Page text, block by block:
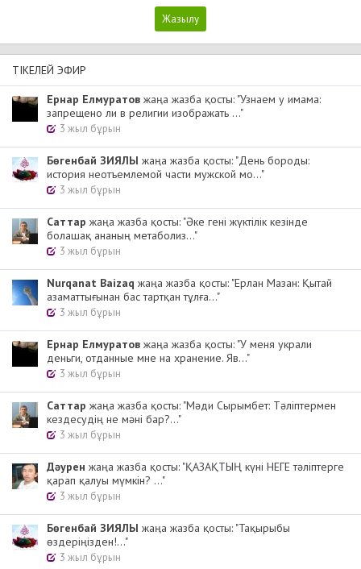
ТІКЕЛЕЙ ЭФИР
Ернар Елмуратов жаңа жазба қосты: "Узнаем у имама:
запрещено ли в религии изображать ..."
3 жыл бұрын
Бөгенбай ЗИЯЛЫ жаңа жазба қосты: "День бороды:
история неотъемлемой части мужской мо..."
3 жыл бұрын
Cаттар жаңа жазба қосты: "Әке гені жүктілік кезінде
болашақ ананың метаболиз..."
3 жыл бұрын
Nurqanat Baizaq жаңа жазба қосты: "Ерлан Мазан: Қытай
азаматтығынан бас тартқан тұлға..."
3 жыл бұрын
Ернар Елмуратов жаңа жазба қосты: "У меня украли
деньги, отданные мне на хранение. Яв..."
3 жыл бұрын
Cаттар жаңа жазба қосты: "Мәди Сырымбет: Тәліптермен
кездесудің не мәні бар?..."
3 жыл бұрын
Дәурен жаңа жазба қосты: "ҚАЗАҚТЫҢ күні НЕГЕ тәліптерге
қарап қалуы мүмкін? ..."
3 жыл бұрын
Бөгенбай ЗИЯЛЫ жаңа жазба қосты: "Тақырыбы
өздеріңізден!..."
3 жыл бұрын